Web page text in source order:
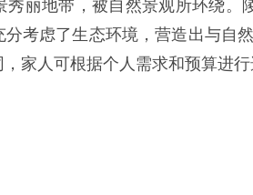
丽地带，被自然景观所环绕。
考虑了生态环境，营造出与自
家人可根据个人需求和预算进行